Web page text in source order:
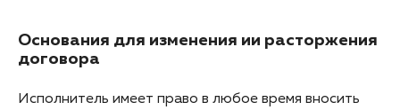
Основания для изменения ии расторжения
договора
Исполнитель имеет право в любое время вносить